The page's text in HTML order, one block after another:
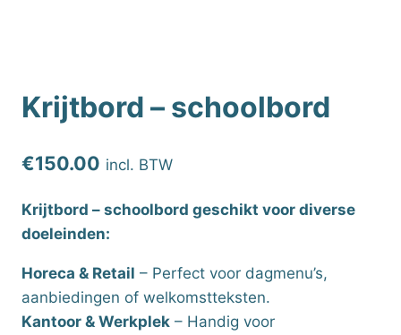
Krijtbord – schoolbord
€150.00 incl. BTW
Krijtbord – schoolbord geschikt voor diverse
doeleinden:
Horeca & Retail – Perfect voor dagmenu’s,
aanbiedingen of welkomstteksten.
Kantoor & Werkplek – Handig voor